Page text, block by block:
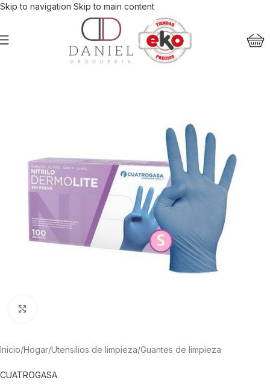
Skip to navigation Skip to main content
Inicio/Hogar/Utensilios de limpieza/Guantes de limpieza
CUATROGASA